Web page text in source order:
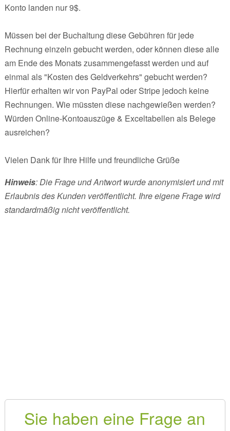
Konto landen nur 9$.
Müssen bei der Buchaltung diese Gebühren für jede
Rechnung einzeln gebucht werden, oder können diese alle
am Ende des Monats zusammengefasst werden und auf
einmal als "Kosten des Geldverkehrs" gebucht werden?
Hierfür erhalten wir von PayPal oder Stripe jedoch keine
Rechnungen. Wie müssten diese nachgewießen werden?
Würden Online-Kontoauszüge & Exceltabellen als Belege
ausreichen?
Vielen Dank für Ihre Hilfe und freundliche Grüße
Hinweis: Die Frage und Antwort wurde anonymisiert und mit
Erlaubnis des Kunden veröffentlicht. Ihre eigene Frage wird
standardmäßig nicht veröffentlicht.
Sie haben eine Frage an